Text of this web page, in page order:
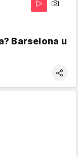
Barselona u